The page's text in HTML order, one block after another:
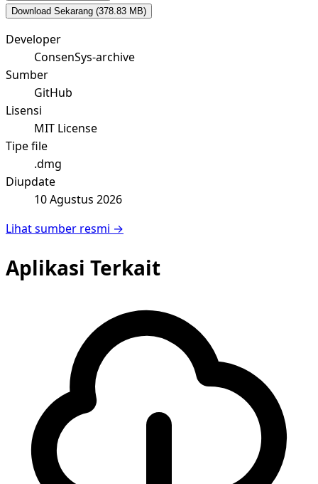
Download Sekarang (378.83 MB)
Developer
ConsenSys-archive
Sumber
GitHub
Lisensi
MIT License
Tipe file
.dmg
Diupdate
10 Agustus 2026
Lihat sumber resmi →
Aplikasi Terkait